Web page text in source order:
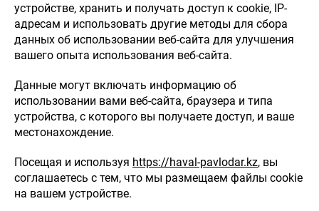
устройстве, хранить и получать доступ к cookie, IP-
адресам и использовать другие методы для сбора
данных об использовании веб-сайта для улучшения
вашего опыта использования веб-сайта.
Данные могут включать информацию об
использовании вами веб-сайта, браузера и типа
устройства, с которого вы получаете доступ, и ваше
местонахождение.
Посещая и используя https://haval-pavlodar.kz, вы
соглашаетесь с тем, что мы размещаем файлы cookie
на вашем устройстве.